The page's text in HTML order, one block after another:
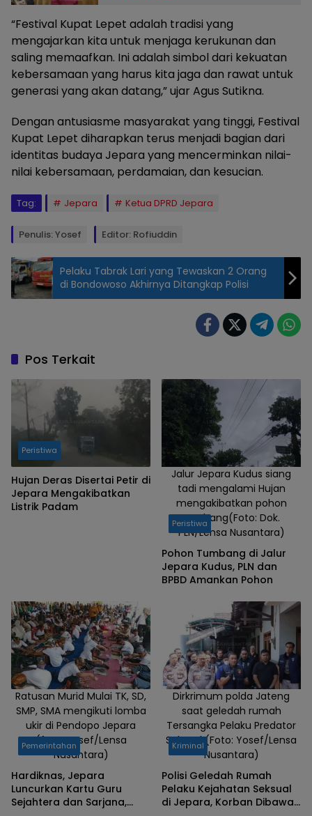
“Festival Kupat Lepet adalah tradisi yang
mengajarkan kita untuk menjaga kerukunan dan
saling memaafkan. Ini adalah simbol dari kekuatan
kebersamaan yang harus kita jaga dan rawat untuk
generasi yang akan datang,” ujar Agus Sutikna.
Dengan antusiasme masyarakat yang tinggi, Festival
Kupat Lepet diharapkan terus menjadi bagian dari
identitas budaya Jepara yang mencerminkan nilai-
nilai kebersamaan, perdamaian, dan kesucian.
Tag: Jepara Ketua DPRD Jepara
Penulis: Yosef Editor: Rofiuddin
Sutisna dan
Saat
mengikuti
Prosesi
Larung
Kepala
Kerbau dan
Festival
Kupat Lepet
Pelaku Tabrak Lari yang Tewaskan 2 Orang
di Bondowoso Akhirnya Ditangkap Polisi
Pos Terkait
Peristiwa
Hujan Deras Disertai Petir di
Jepara Mengakibatkan
Listrik Padam
Jalur Jepara Kudus siang
tadi mengalami Hujan
mengakibatkan pohon
tumbang(Foto: Dok.
PLN/Lensa Nusantara)
Peristiwa
Pohon Tumbang di Jalur
Jepara Kudus, PLN dan
BPBD Amankan Pohon
Ratusan Murid Mulai TK, SD,
SMP, SMA mengikuti lomba
ukir di Pendopo Jepara
(foto: Yosef/Lensa
Nusantara)
Pemerintahan
Hardiknas, Jepara
Luncurkan Kartu Guru
Sejahtera dan Sarjana,
Dirkrimum polda Jateng
saat geledah rumah
Tersangka Pelaku Predator
Seksual (Foto: Yosef/Lensa
Nusantara)
Kriminal
Polisi Geledah Rumah
Pelaku Kejahatan Seksual
di Jepara, Korban Dibawah